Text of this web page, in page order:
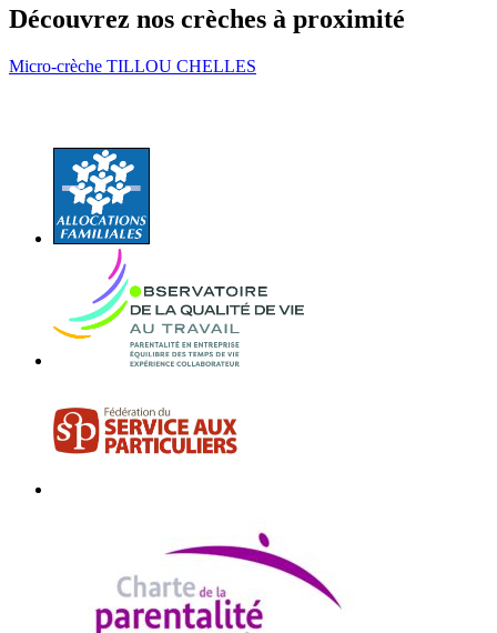
Découvrez nos crèches à proximité
Micro-crèche TILLOU CHELLES